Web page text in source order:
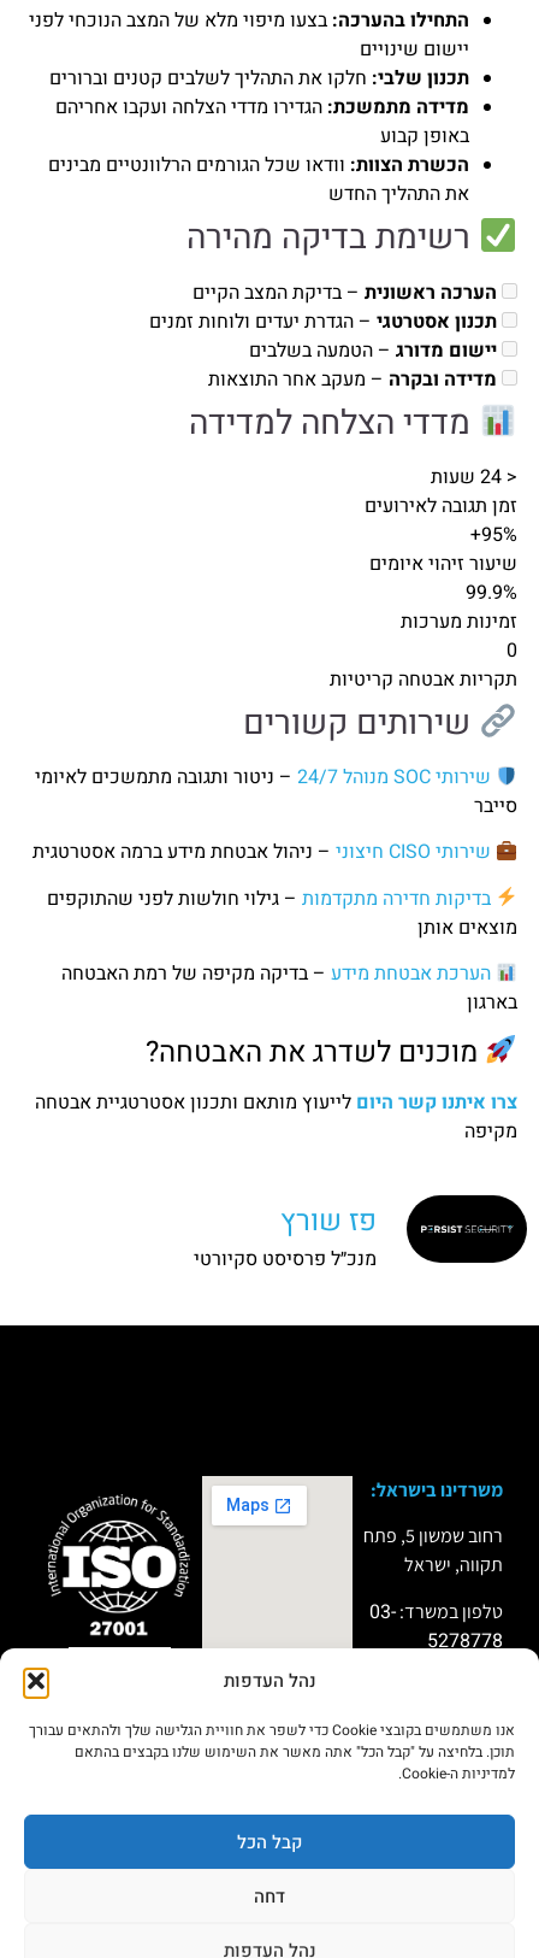
נהל העדפות
אנו משתמשים בקובצי Cookie כדי לשפר את חוויית הגלישה שלך ולהתאים עבורך
תוכן. בלחיצה על "קבל הכל" אתה מאשר את השימוש שלנו בקבצים בהתאם
למדיניות ה-Cookie.
קבל הכל
דחה
נהל העדפות
התחילו בהערכה: בצעו מיפוי מלא של המצב הנוכחי לפני
יישום שינויים
תכנון שלבי: חלקו את התהליך לשלבים קטנים וברורים
מדידה מתמשכת: הגדירו מדדי הצלחה ועקבו אחריהם
באופן קבוע
הכשרת הצוות: וודאו שכל הגורמים הרלוונטיים מבינים
את התהליך החדש
רשימת בדיקה מהירה
הערכה ראשונית– בדיקת המצב הקיים
תכנון אסטרטגי– הגדרת יעדים ולוחות זמנים
יישום מדורג– הטמעה בשלבים
מדידה ובקרה – מעקב אחר התוצאות
מדדי הצלחה למדידה
< 24 שעות
זמן תגובה לאירועים
95%+
שיעור זיהוי איומים
99.9%
זמינות מערכות
0
תקריות אבטחה קריטיות
שירותים קשורים
שירותי SOC מנוהל 24/7
– ניטור ותגובה מתמשכים לאיומי
סייבר
שירותי CISO חיצוני
– ניהול אבטחת מידע ברמה אסטרטגית
בדיקות חדירה מתקדמות – גילוי חולשות לפני שהתוקפים
מוצאים אותן
הערכת אבטחת מידע – בדיקה מקיפה של רמת האבטחה
בארגון
מוכנים לשדרג את האבטחה?
צרו איתנו קשר היום לייעוץ מותאם ותכנון אסטרטגיית אבטחה
מקיפה
פז שורץ
מנכ״ל פרסיסט סקיורטי
משרדינו בישראל:
רחוב שמשון 5, פתח
תקווה, ישראל
טלפון במשרד:03-
5278778
ו”Miror” של מערך
הסייבר הלאומי
בתחום שיתוף
וחיזוק החוסן
© 2026כל הזכויות שמורות פרסיסט סקיוריטי